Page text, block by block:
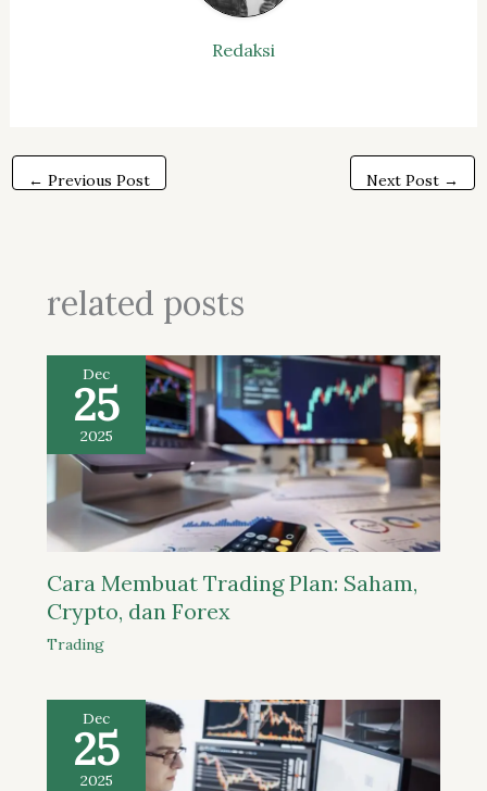
Redaksi
← Previous Post Next Post →
related posts
Dec
25
2025
Cara Membuat Trading Plan: Saham,
Crypto, dan Forex
Trading
Dec
25
2025